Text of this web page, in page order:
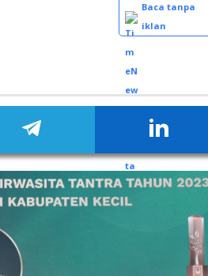
Baca tanpa
iklan